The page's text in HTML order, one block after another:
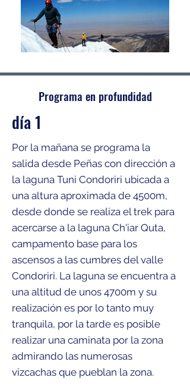
Programa en profundidad
día 1
Por la mañana se programa la
salida desde Peñas con dirección a
la laguna Tuni Condoriri ubicada a
una altura aproximada de 4500m,
desde donde se realiza el trek para
acercarse a la laguna Ch'iar Quta,
campamento base para los
ascensos a las cumbres del valle
Condoriri. La laguna se encuentra a
una altitud de unos 4700m y su
realización es por lo tanto muy
tranquila, por la tarde es posible
realizar una caminata por la zona
admirando las numerosas
vizcachas que pueblan la zona.